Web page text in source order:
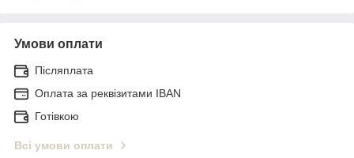
Умови оплати
Післяплата
Оплата за реквізитами IBAN
Готівкою
Всі умови оплати